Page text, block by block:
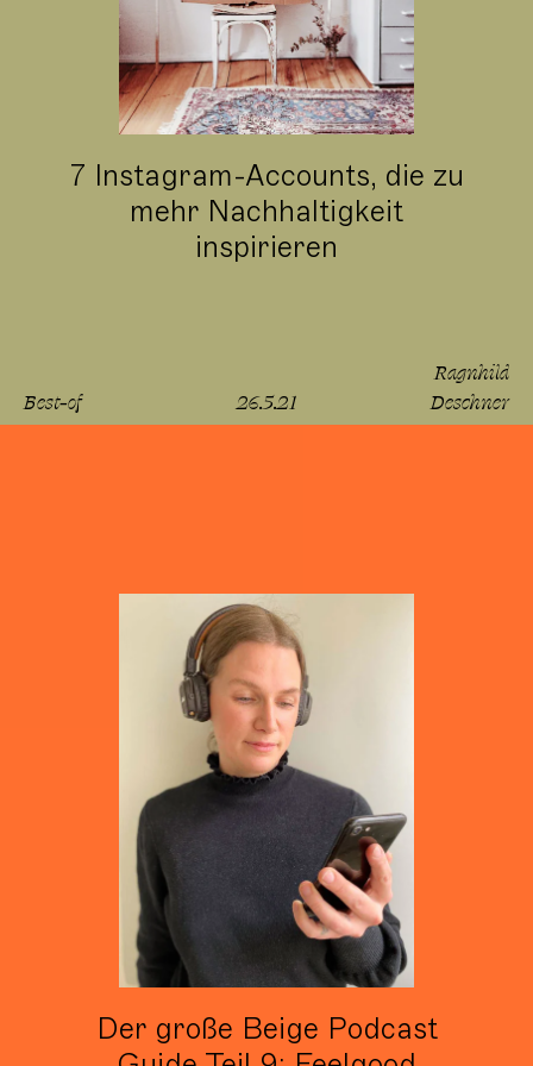
7 Instagram-Accounts, die zu
mehr Nachhaltigkeit
inspirieren
Best-of 26.5.21
Ragnhild
Deschner
Der große Beige Podcast